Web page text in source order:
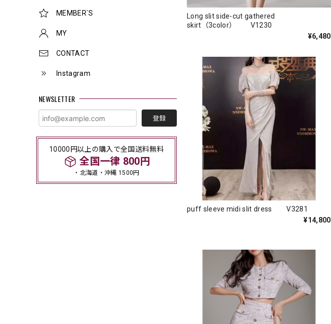
MEMBER`S
MY
CONTACT
Instagram
NEWSLETTER
登録
10000円以上の購入で全国送料無料
全国一律 800円
・北海道・沖縄 1500円
Long slit side-cut gathered
skirt（3color） V1230
¥6,480
puff sleeve midi slit dress V3281
¥14,800